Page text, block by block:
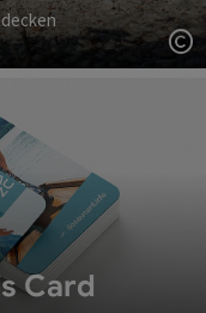
Card